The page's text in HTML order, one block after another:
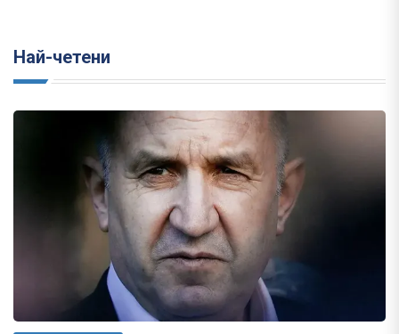
Най-четени